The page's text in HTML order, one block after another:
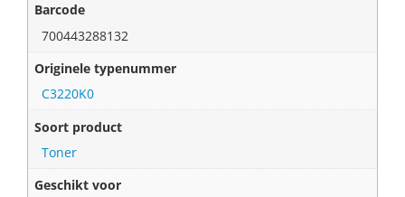
Barcode
700443288132
Originele typenummer
C3220K0
Soort product
Toner
Geschikt voor